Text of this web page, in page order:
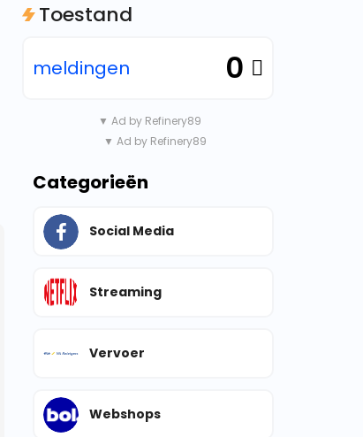
Toestand
meldingen 0
▼ Ad by Refinery89
▼ Ad by Refinery89
Categorieën
Social Media
Streaming
Vervoer
Webshops